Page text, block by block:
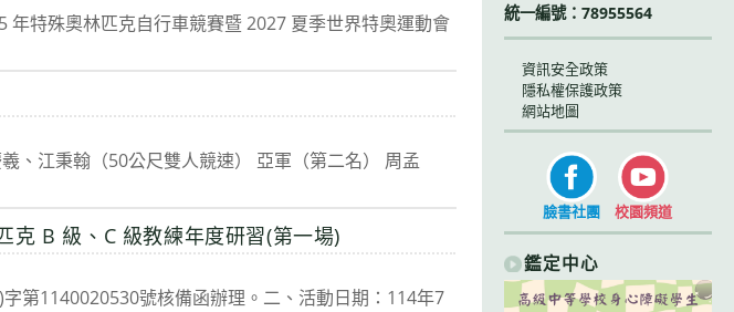
特殊奧林匹克自行車競賽暨 2027 夏季世界特奧運動會
、江秉翰（50公尺雙人競速） 亞軍（第二名） ​周孟
克 B 級、C 級教練年度研習(第一場)
第1140020530號核備函辦理。二、活動日期：114年7
統一編號：78955564
資訊安全政策
隱私權保護政策
網站地圖
臉書社團 校園頻道
鑑定中心